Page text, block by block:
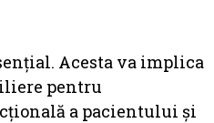
Acesta va implica
pentru
a pacientului și